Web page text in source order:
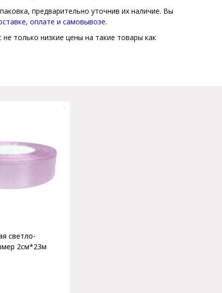
предварительно уточнив их наличие. Вы
оплате и самовывозе.
только низкие цены на такие товары как
светло-
2см*23м